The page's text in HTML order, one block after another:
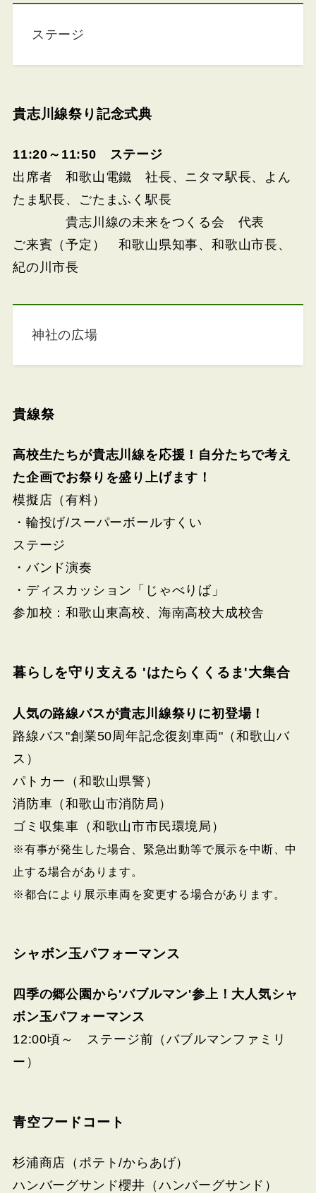
ステージ
貴志川線祭り記念式典
11:20～11:50 ステージ
出席者 和歌山電鐵 社長、ニタマ駅長、よん
たま駅長、ごたまふく駅長
貴志川線の未来をつくる会 代表
ご来賓（予定） 和歌山県知事、和歌山市長、
紀の川市長
神社の広場
貴線祭
高校生たちが貴志川線を応援！自分たちで考え
た企画でお祭りを盛り上げます！
模擬店（有料）
・輪投げ/スーパーボールすくい
ステージ
・バンド演奏
・ディスカッション「じゃべりば」
参加校：和歌山東高校、海南高校大成校舎
暮らしを守り支える 'はたらくくるま'大集合
人気の路線バスが貴志川線祭りに初登場！
路線バス"創業50周年記念復刻車両"（和歌山バ
ス）
パトカー（和歌山県警）
消防車（和歌山市消防局）
ゴミ収集車（和歌山市市民環境局）
※有事が発生した場合、緊急出動等で展示を中断、中
止する場合があります。
※都合により展示車両を変更する場合があります。
シャボン玉パフォーマンス
四季の郷公園から'バブルマン'参上！大人気シャ
ボン玉パフォーマンス
12:00頃～ ステージ前（バブルマンファミリ
ー）
青空フードコート
杉浦商店（ポテト/からあげ）
ハンバーグサンド櫻井（ハンバーグサンド）